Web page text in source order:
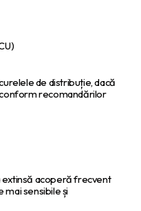
de distribuție, dacă
recomandărilor
acoperă frecvent
sensibile și